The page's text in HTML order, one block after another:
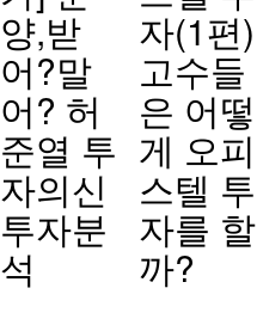
양,받
어?말
어? 허
준열 투
자의신
투자분
석
자(1편)
고수들
은 어떻
게 오피
스텔 투
자를 할
까?